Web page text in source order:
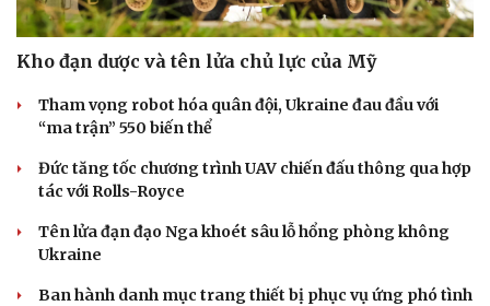
Kho đạn dược và tên lửa chủ lực của Mỹ
Tham vọng robot hóa quân đội, Ukraine đau đầu với
“ma trận” 550 biến thể
Đức tăng tốc chương trình UAV chiến đấu thông qua hợp
tác với Rolls-Royce
Tên lửa đạn đạo Nga khoét sâu lỗ hổng phòng không
Ukraine
Ban hành danh mục trang thiết bị phục vụ ứng phó tình